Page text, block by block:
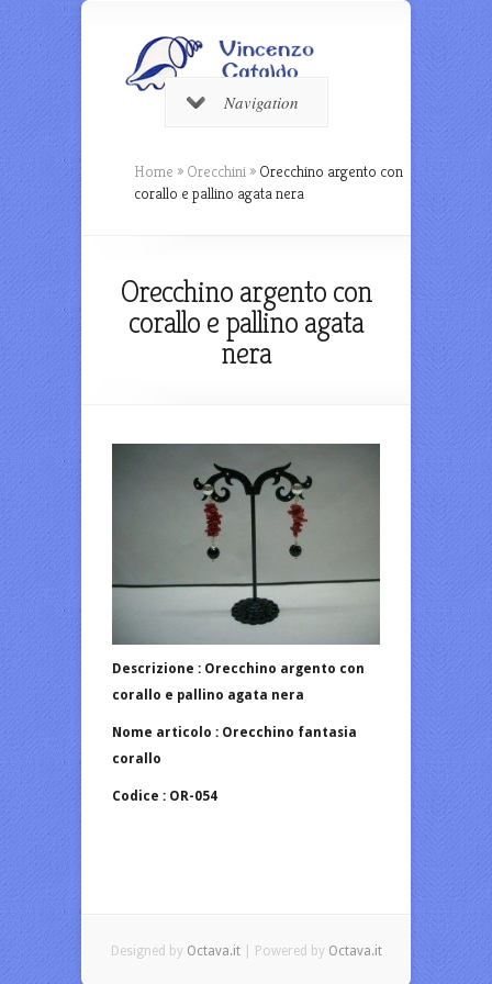
Navigation
Home » Orecchini » Orecchino argento con
corallo e pallino agata nera
Orecchino argento con
corallo e pallino agata
nera
Descrizione : Orecchino argento con
corallo e pallino agata nera
Nome articolo : Orecchino fantasia
corallo
Codice : OR-054
Designed by Octava.it| Powered by Octava.it